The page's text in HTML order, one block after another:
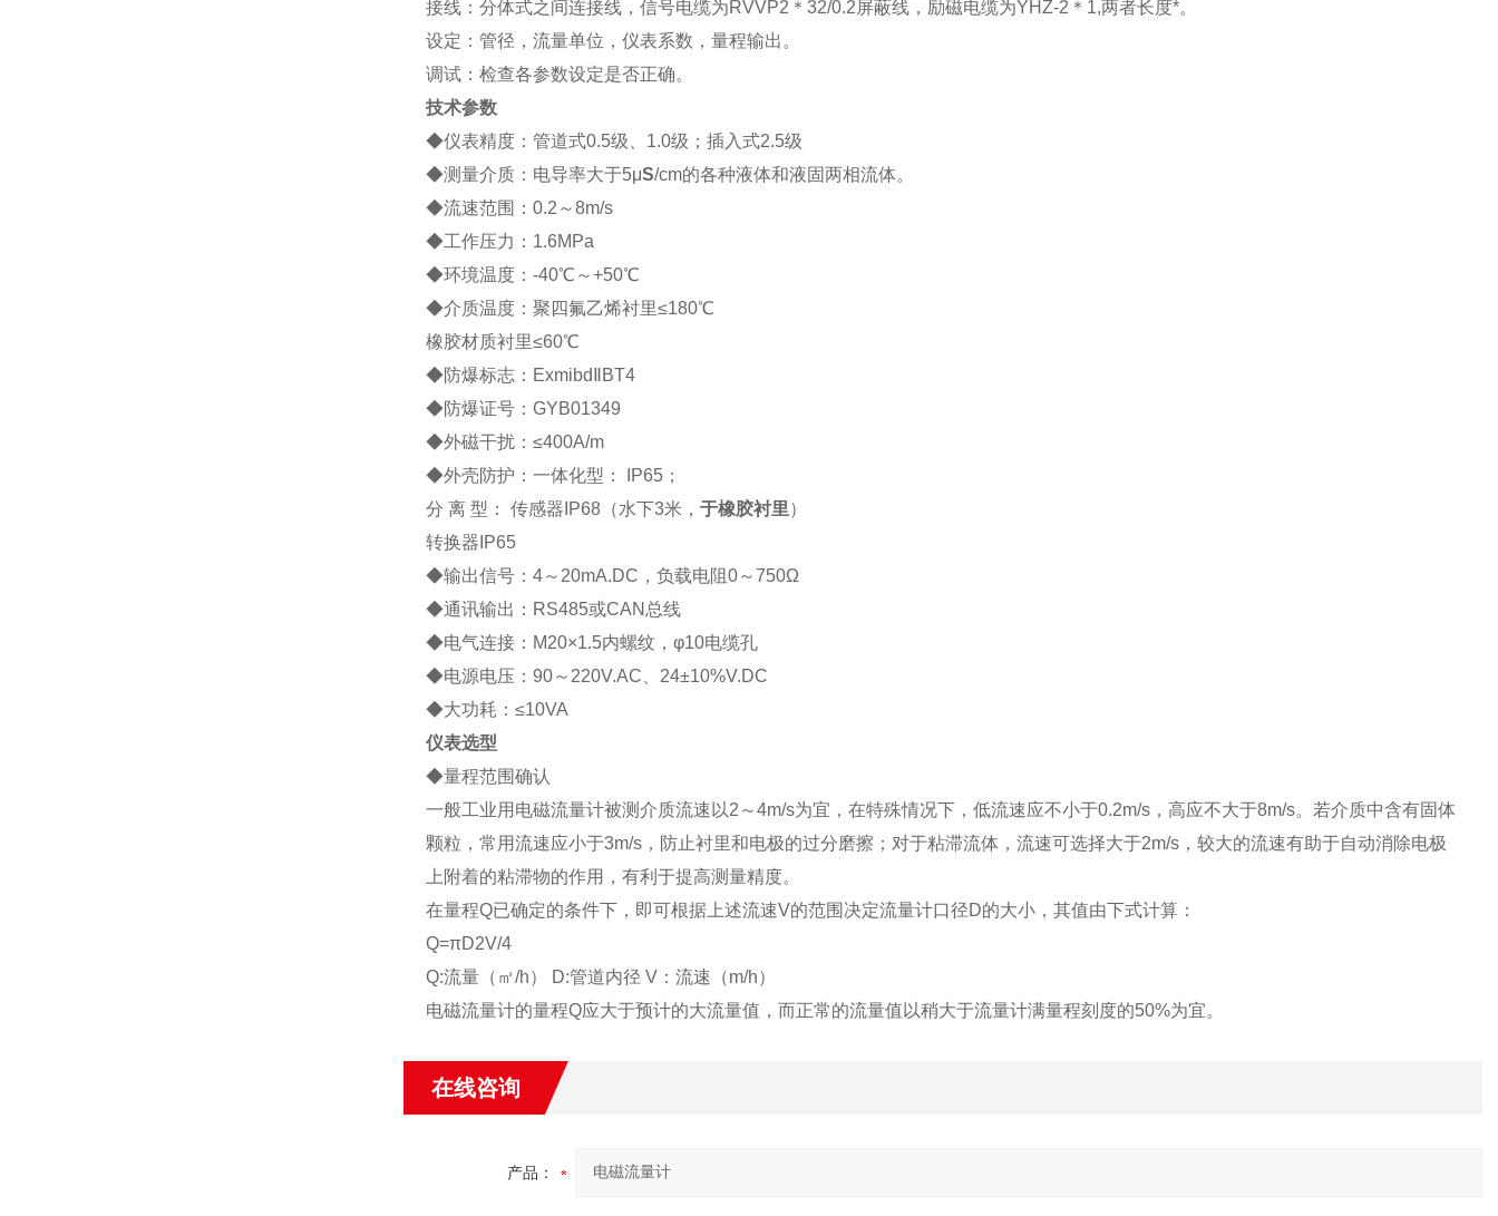
接线：分体式之间连接线，信号电缆为RVVP2＊32/0.2屏蔽线，励磁电缆为YHZ-2＊1,两者长度*。
设定：管径，流量单位，仪表系数，量程输出。
调试：检查各参数设定是否正确。
技术参数
◆仪表精度：管道式0.5级、1.0级；插入式2.5级
◆测量介质：电导率大于5μS/cm的各种液体和液固两相流体。
◆流速范围：0.2～8m/s
◆工作压力：1.6MPa
◆环境温度：-40℃～+50℃
◆介质温度：聚四氟乙烯衬里≤180℃
橡胶材质衬里≤60℃
◆防爆标志：ExmibdⅡBT4
◆防爆证号：GYB01349
◆外磁干扰：≤400A/m
◆外壳防护：一体化型： IP65；
分 离 型： 传感器IP68（水下3米， 于橡胶衬里）
转换器IP65
◆输出信号：4～20mA.DC，负载电阻0～750Ω
◆通讯输出：RS485或CAN总线
◆电气连接：M20×1.5内螺纹，φ10电缆孔
◆电源电压：90～220V.AC、24±10%V.DC
◆大功耗：≤10VA
仪表选型
◆量程范围确认
一般工业用电磁流量计被测介质流速以2～4m/s为宜，在特殊情况下，低流速应不小于0.2m/s，高应不大于8m/s。若介质中含有固体
颗粒，常用流速应小于3m/s，防止衬里和电极的过分磨擦；对于粘滞流体，流速可选择大于2m/s，较大的流速有助于自动消除电极
上附着的粘滞物的作用，有利于提高测量精度。
在量程Q已确定的条件下，即可根据上述流速V的范围决定流量计口径D的大小，其值由下式计算：
Q=πD2V/4
Q:流量（㎡/h） D:管道内径 V：流速（m/h）
电磁流量计的量程Q应大于预计的大流量值，而正常的流量值以稍大于流量计满量程刻度的50%为宜。
在线咨询
产品：